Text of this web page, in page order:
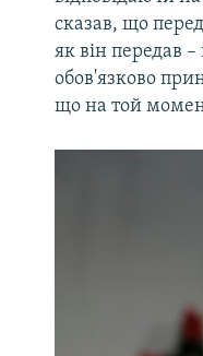
сказав, що
як він передав
обов'язково
що на той